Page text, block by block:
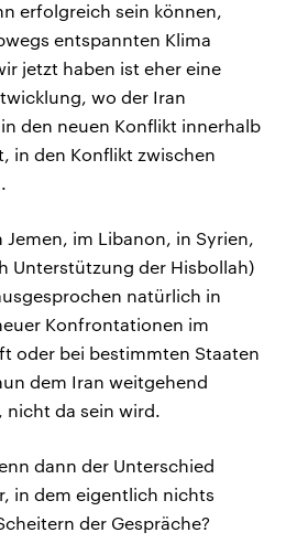
erfolgreich sein können,
entspannten Klima
jetzt haben ist eher eine
wo der Iran
den neuen Konflikt innerhalb
in den Konflikt zwischen
Jemen, im Libanon, in Syrien,
Unterstützung der Hisbollah)
natürlich in
Konfrontationen im
oder bei bestimmten Staaten
dem Iran weitgehend
nicht da sein wird.
dann der Unterschied
in dem eigentlich nichts
der Gespräche?